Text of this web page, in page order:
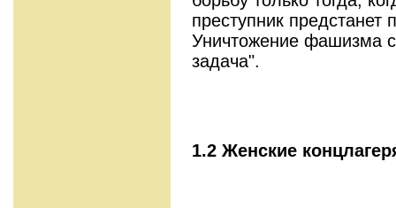
преступник
Уничтожение фашизма
задача".
1.2 Женские